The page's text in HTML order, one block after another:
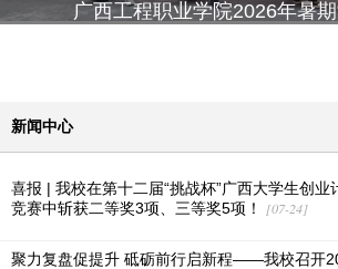
喜
暑期“三下
新闻中心
喜报 | 我校在第十二届“挑战杯”广西大学生创业
竞赛中斩获二等奖3项、三等奖5项！ [07-24]
聚力复盘促提升 砥砺前行启新程——我校召开